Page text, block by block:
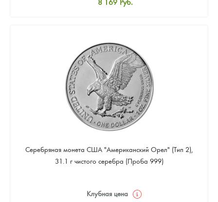
8 169 Руб.
Цена выкупа
4 901 Руб.
Серебряная монета США "Американский Орел" (Тип 2),
31.1 г чистого серебра (Проба 999)
Клубная цена